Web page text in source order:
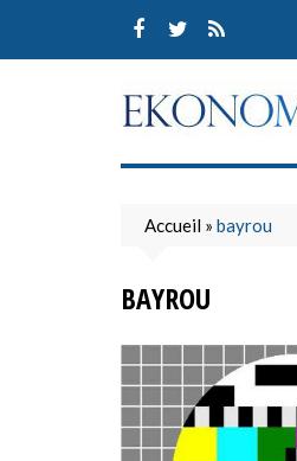
content
Accueil » bayrou
BAYROU